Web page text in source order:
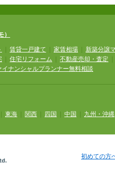
賃貸一戸建て 家賃相場
新築分譲
住宅リフォーム 不動産売却・査定
イナンシャルプランナー無料相談
東海 関西 四国 中国 九州・沖縄
初めての方